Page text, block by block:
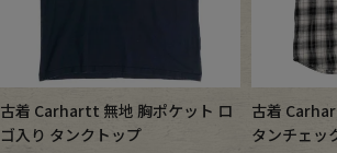
Outer One
Fafatt
古着 Carhartt 無地 胸ポケット ロ
ゴ入り タンクトップ
古着
タンチェッ